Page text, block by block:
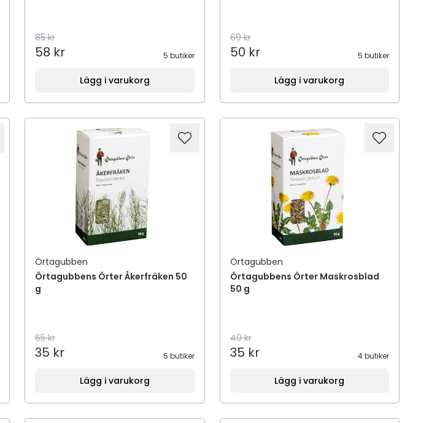
85 kr
58 kr 5 butiker
Lägg i varukorg
69 kr
50 kr 5 butiker
Lägg i varukorg
Örtagubben
Örtagubbens Örter Åkerfräken 50
g
65 kr
35 kr 5 butiker
Lägg i varukorg
Örtagubben
Örtagubbens Örter Maskrosblad
50 g
49 kr
35 kr 4 butiker
Lägg i varukorg